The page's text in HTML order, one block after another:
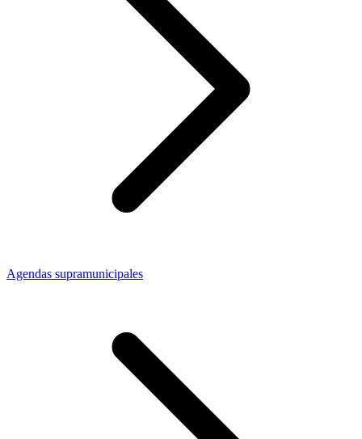
Agendas supramunicipales